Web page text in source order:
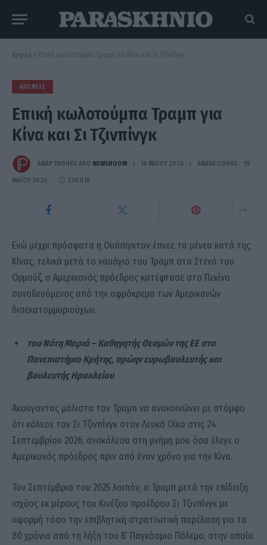
Αρχική » Επική κωλοτούμπα Τραμπ για Κίνα και Σι Τζινπίνγκ
ΑΠΌΨΕΙΣ
Επική κωλοτούμπα Τραμπ για
Κίνα και Σι Τζινπίνγκ
ΑΝΑΡΤΗΘΗΚΕ ΑΠΟ NEWSROOM 16 ΜΑΪ́ΟΥ 2026 ΑΝΑΝΕΏΘΗΚΕ: 19
ΜΑΪ́ΟΥ 2026 3 ΛΕΠΤΆ
Ενώ μέχρι πρόσφατα η Ουάσιγκτον έπνεε τα μένεα κατά της
Κίνας, τελικά μετά το ναυάγιο του Τραμπ στα Στενά του
Ορμούζ, ο Αμερικανός πρόεδρος κατέφτασε στο Πεκίνο
συνοδευόμενος από την αφρόκρεμα των Αμερικανών
δισεκατομμυριούχων.
του Νότη Μαριά –Καθηγητής Θεσμών της ΕΕ στο
Πανεπιστήμιο Κρήτης, πρώην ευρωβουλευτής και
βουλευτής Ηρακλείου
Ακούγοντας μάλιστα τον Τραμπ να ανακοινώνει με στόμφο
ότι κάλεσε τον Σι Τζινπίνγκ στον Λευκό Οίκο στις 24
Σεπτεμβρίου 2026, ανακάλεσα στη μνήμη μου όσα έλεγε ο
Αμερικανός πρόεδρος πριν από έναν χρόνο για την Κίνα.
Τον Σεπτέμβριο του 2025 λοιπόν, ο Τραμπ μετά την επίδειξη
ισχύος εκ μέρους του Κινέζου προέδρου Σι Τζινπίνγκ με
αφορμή τόσο την επιβλητική στρατιωτική παρέλαση για τα
80 χρόνια από τη λήξη του Β’ Παγκόσμιο Πόλεμο, στην οποία